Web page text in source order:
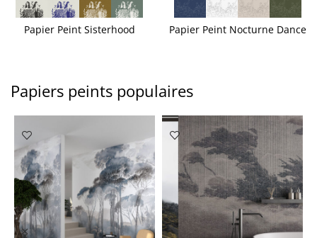
Papier Peint Sisterhood Papier Peint Nocturne Dance
Papiers peints populaires